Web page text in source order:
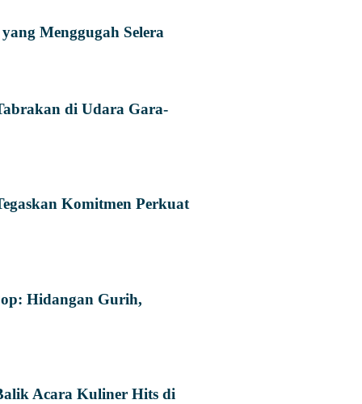
Menggugah Selera
di Udara Gara-
Komitmen Perkuat
Hidangan Gurih,
Acara Kuliner Hits di